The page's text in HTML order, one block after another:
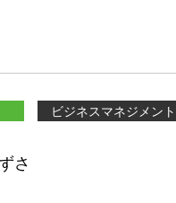
ビジネスマネジメント
さ